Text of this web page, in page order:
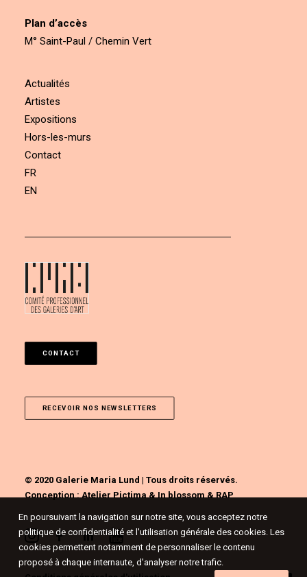
Plan d’accès
M° Saint-Paul / Chemin Vert
Actualités
Artistes
Expositions
Hors-les-murs
Contact
FR
EN
CONTACT
RECEVOIR NOS NEWSLETTERS
© 2020 Galerie Maria Lund | Tous droits réservés.
Conception :Atelier Pictima&In blossom&RAP
En poursuivant la navigation sur notre site, vous acceptez notre
politique de confidentialité et l'utilisation générale des cookies. Les
cookies permettent notamment de personnaliser le contenu
proposé à chaque internaute, d'analyser notre trafic.